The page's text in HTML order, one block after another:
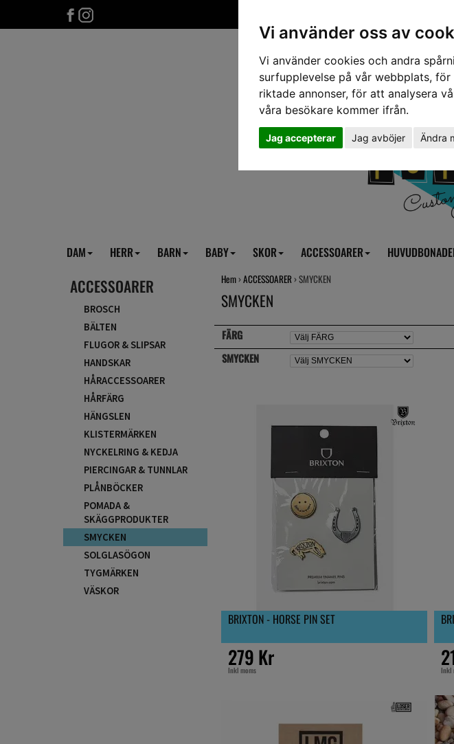
Vi använder oss av
Vi använder cookies och andra
surfupplevelse på vår webbplats,
riktade annonser, för att analysera
våra besökare kommer ifrån.
Jag accepterar Jag avböjer Ändra
DAM HERR BARN BABY SKOR ACCESSOARER
ACCESSOARER
BROSCH
BÄLTEN
FLUGOR & SLIPSAR
HANDSKAR
HÅRACCESSOARER
HÅRFÄRG
HÄNGSLEN
KLISTERMÄRKEN
NYCKELRING & KEDJA
PIERCINGAR & TUNNLAR
PLÅNBÖCKER
POMADA &
SKÄGGPRODUKTER
SMYCKEN
SOLGLASÖGON
TYGMÄRKEN
VÄSKOR
Hem ›ACCESSOARER › SMYCKEN
SMYCKEN
FÄRG
SMYCKEN
BRIXTON - HORSE PIN SET
279 Kr
Inkl moms Inkl